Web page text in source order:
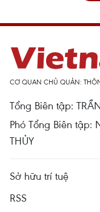
CƠ QUAN CHỦ QUẢN:
Tổng Biên tập:
Phó Tổng Biên tập:
THỦY
Sở hữu trí tuệ
RSS